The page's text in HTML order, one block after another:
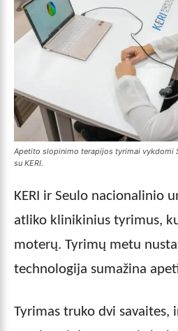
Apetito slopinimo terapijos tyrimai vykdomi
su KERI.
KERI ir Seulo nacionalinio
atliko klinikinius tyrimus,
moterų. Tyrimų metu
technologija sumažina
Tyrimas truko dvi savaites,